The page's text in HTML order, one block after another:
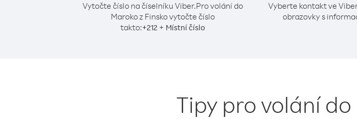
Vytočte číslo na číselníku Viber.Pro volání do
Maroko z Finsko vytočte číslo
takto:+212+ Místní číslo
Vyberte kontakt ve
obrazovky s
Tipy pro volání